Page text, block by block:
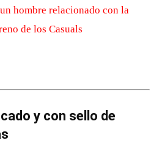
hombre relacionado con la
de los Casuals
y con sello de